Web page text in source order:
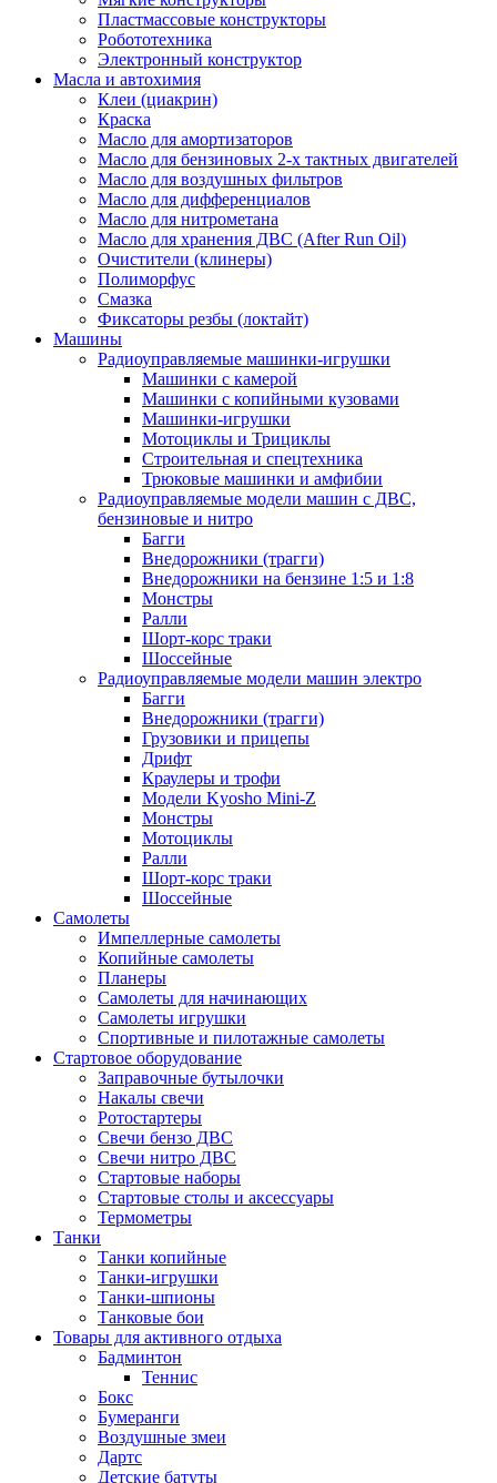
Пластмассовые конструкторы
Робототехника
Электронный конструктор
Масла и автохимия
Клеи (циакрин)
Краска
Масло для амортизаторов
Масло для бензиновых 2-х тактных двигателей
Масло для воздушных фильтров
Масло для дифференциалов
Масло для нитрометана
Масло для хранения ДВС (After Run Oil)
Очистители (клинеры)
Полиморфус
Смазка
Фиксаторы резбы (локтайт)
Машины
Радиоуправляемые машинки-игрушки
Машинки с камерой
Машинки с копийными кузовами
Машинки-игрушки
Мотоциклы и Трициклы
Строительная и спецтехника
Трюковые машинки и амфибии
Радиоуправляемые модели машин с ДВС,
бензиновые и нитро
Багги
Внедорожники (трагги)
Внедорожники на бензине 1:5 и 1:8
Монстры
Ралли
Шорт-корс траки
Шоссейные
Радиоуправляемые модели машин электро
Багги
Внедорожники (трагги)
Грузовики и прицепы
Дрифт
Краулеры и трофи
Модели Kyosho Mini-Z
Монстры
Мотоциклы
Ралли
Шорт-корс траки
Шоссейные
Самолеты
Импеллерные самолеты
Копийные самолеты
Планеры
Самолеты для начинающих
Самолеты игрушки
Спортивные и пилотажные самолеты
Стартовое оборудование
Заправочные бутылочки
Накалы свечи
Ротостартеры
Свечи бензо ДВС
Свечи нитро ДВС
Стартовые наборы
Стартовые столы и аксессуары
Термометры
Танки
Танки копийные
Танки-игрушки
Танки-шпионы
Танковые бои
Товары для активного отдыха
Бадминтон
Теннис
Бокс
Бумеранги
Воздушные змеи
Дартс
Детские батуты